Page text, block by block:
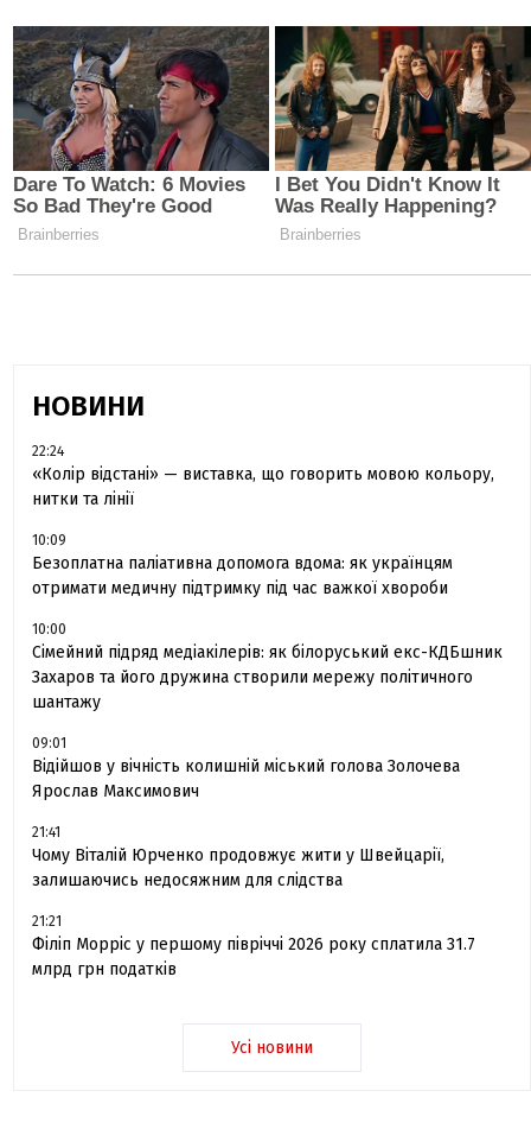
НОВИНИ
22:24
«Колір відстані» — виставка, що говорить мовою кольору,
нитки та лінії
10:09
Безоплатна паліативна допомога вдома: як українцям
отримати медичну підтримку під час важкої хвороби
10:00
Сімейний підряд медіакілерів: як білоруський екс-КДБшник
Захаров та його дружина створили мережу політичного
шантажу
09:01
Відійшов у вічність колишній міський голова Золочева
Ярослав Максимович
21:41
Чому Віталій Юрченко продовжує жити у Швейцарії,
залишаючись недосяжним для слідства
21:21
Філіп Морріс у першому півріччі 2026 року сплатила 31.7
млрд грн податків
Усі новини